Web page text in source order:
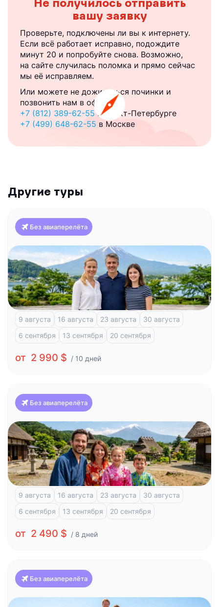
Не получилось отправить
вашу заявку
Проверьте, подключены ли вы к интернету.
Если всё работает исправно, подождите
минут 20 и попробуйте снова. Возможно,
на сайте случилась поломка и прямо сейчас
мы её исправляем.
Или можете не дожидаться починки и
позвонить нам в офис:
+7 (812) 389-62-55в Санкт-Петербурге
+7 (499) 648-62-55 в Москве
Другие туры
Без авиаперелёта
Япония
Красоты Японии и отдых на побережье (Токио-
Токио)
Токио Фудзи-Кавагучико Атами Киото Хиросима
9 августа 16 августа 23 августа
30 августа
6 сентября
13 сентября 20 сентября
от 2 990 $ / 10 дней
Без авиаперелёта
Япония
Классика Японии и отдых на побережье (Токио-
Токио)
Токио Фудзи-Кавагучико Атами Киото
9 августа 16 августа 23 августа
30 августа
6 сентября
13 сентября 20 сентября
от 2 490 $ / 8 дней
Без авиаперелёта